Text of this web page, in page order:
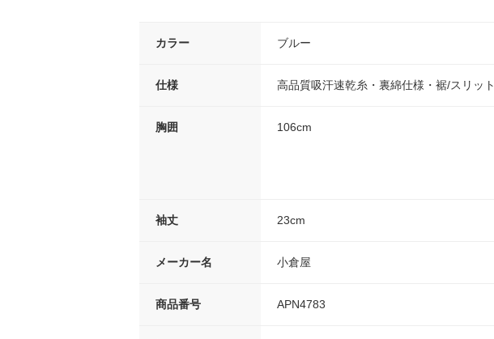
カラー ブルー
仕様 高品質吸汗速乾糸・裏綿仕様・裾/スリット
胸囲 106cm
袖丈 23cm
メーカー名 小倉屋
商品番号 APN4783